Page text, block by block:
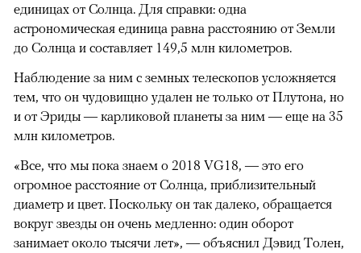
единицах от Солнца. Для справки: одна
астрономическая единица равна расстоянию от Земли
до Солнца и составляет 149,5 млн километров.
Наблюдение за ним с земных телескопов усложняется
тем, что он чудовищно удален не только от Плутона, но
и от Эриды — карликовой планеты за ним — еще на 35
млн километров.
«Все, что мы пока знаем о 2018 VG18, — это его
огромное расстояние от Солнца, приблизительный
диаметр и цвет. Поскольку он так далеко, обращается
вокруг звезды он очень медленно: один оборот
занимает около тысячи лет», — объяснил Дэвид Толен,